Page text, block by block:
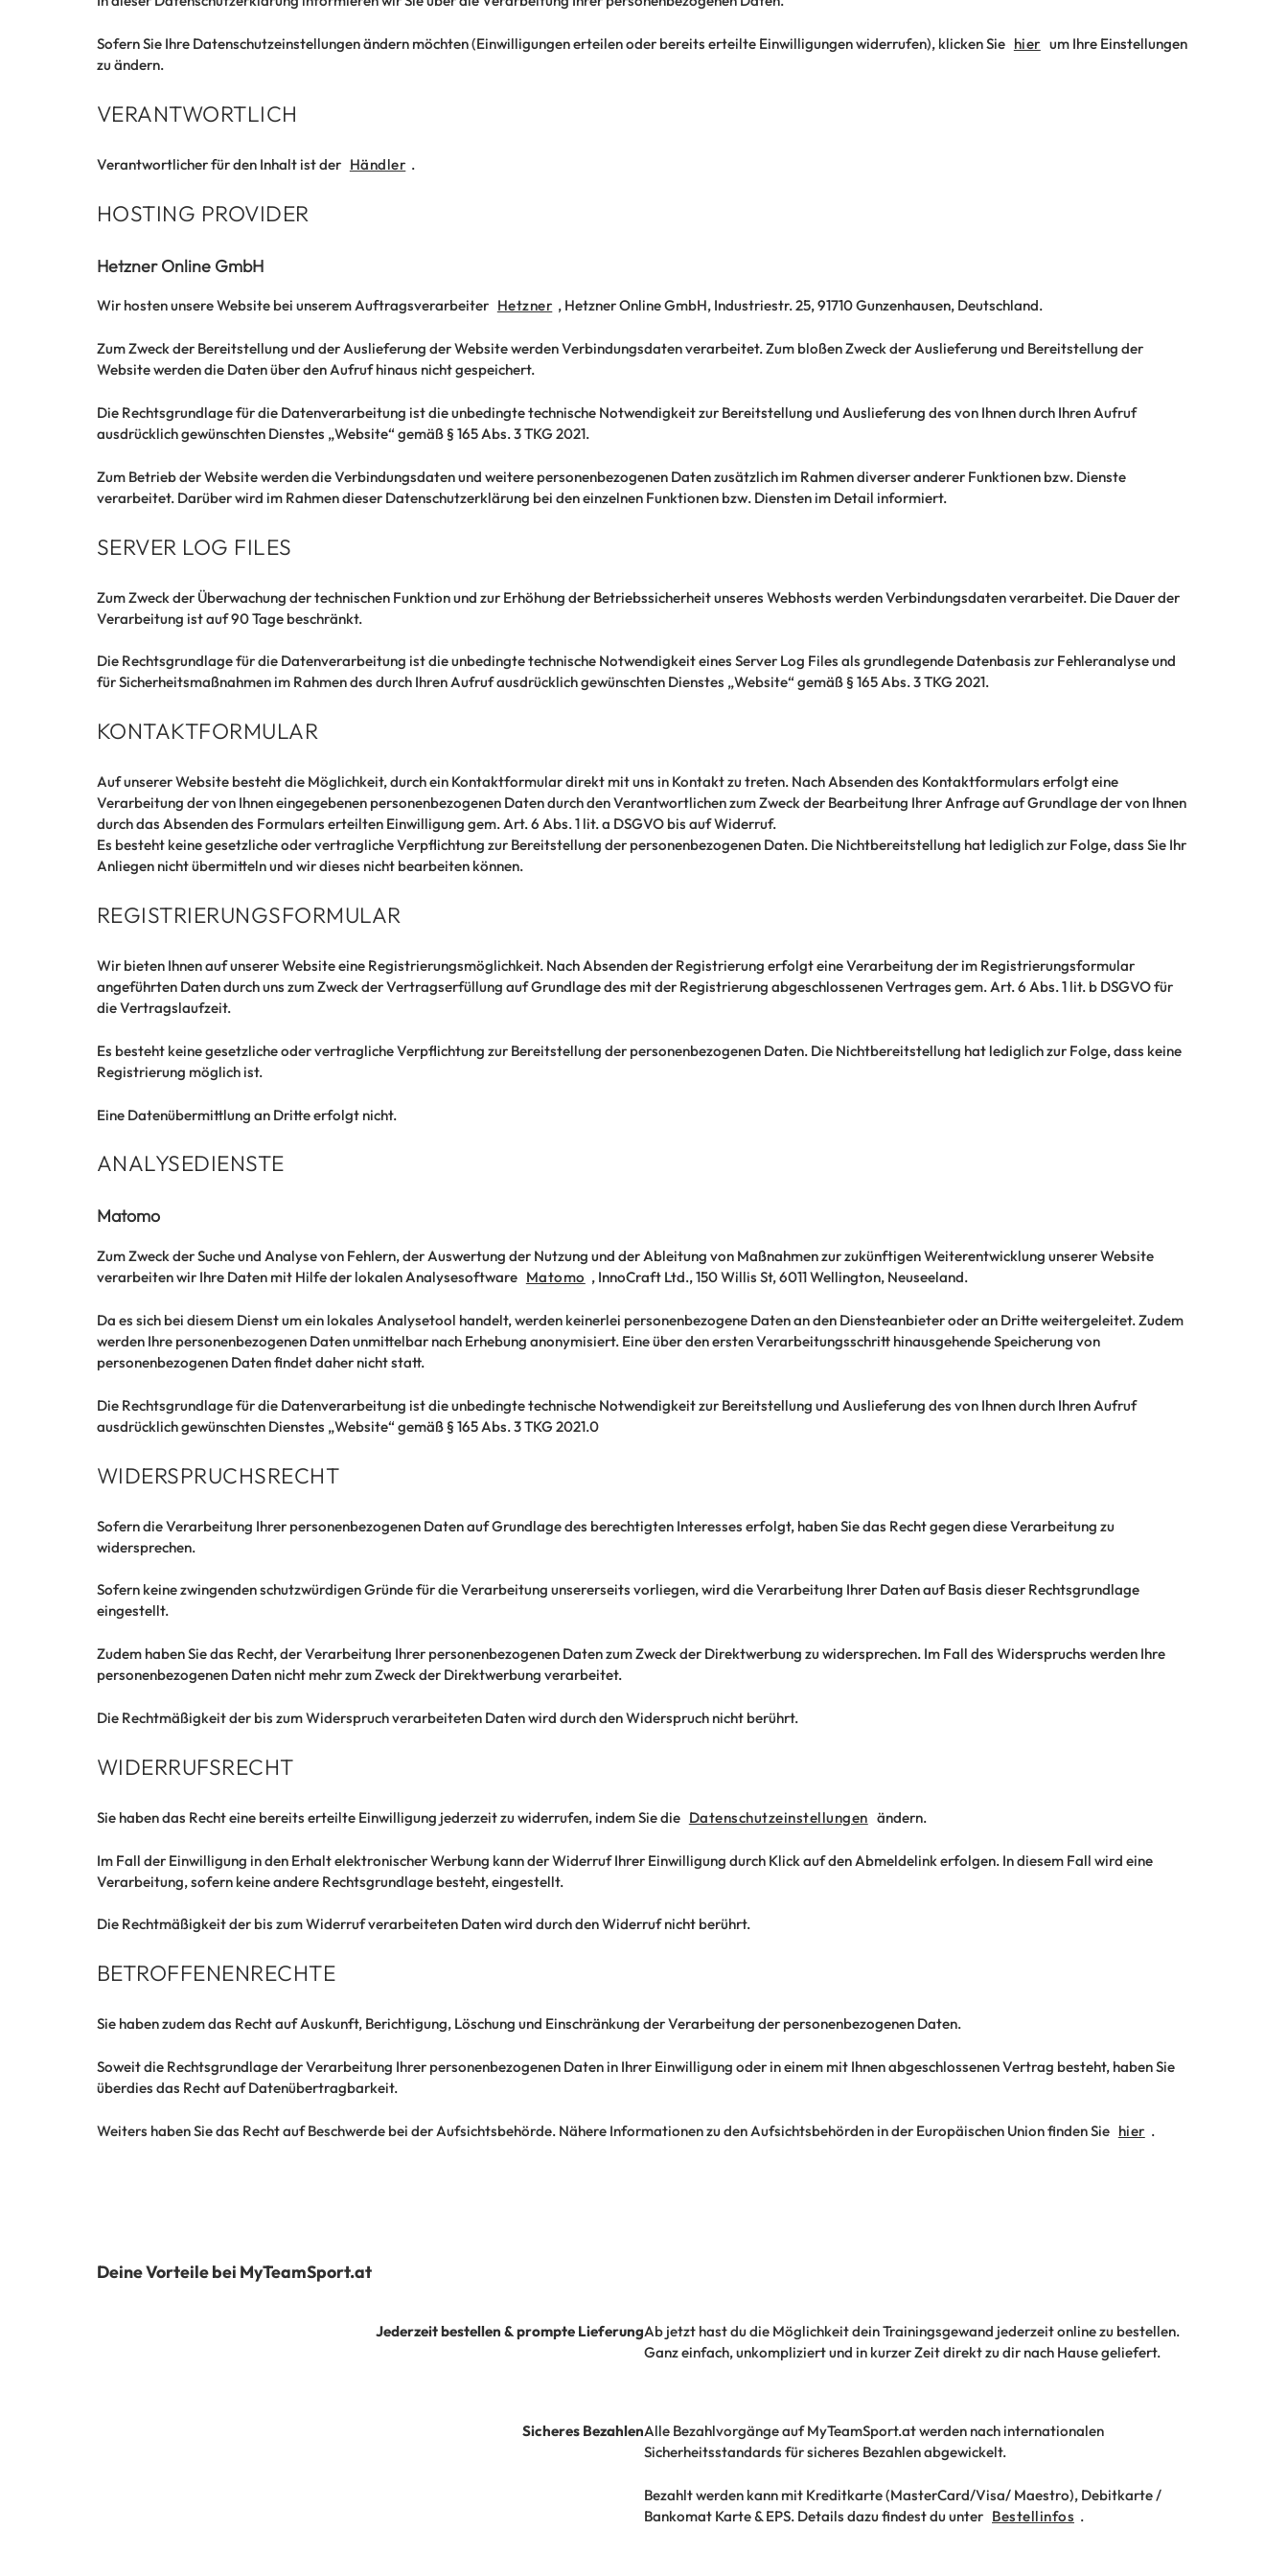
Sofern Sie Ihre Datenschutzeinstellungen ändern möchten (Einwilligungen erteilen oder bereits erteilte Einwilligungen widerrufen), klicken Sie hier um Ihre Einstellungen
zu ändern.
VERANTWORTLICH
Verantwortlicher für den Inhalt ist der Händler .
HOSTING PROVIDER
Hetzner Online GmbH
Wir hosten unsere Website bei unserem Auftragsverarbeiter Hetzner , Hetzner Online GmbH, Industriestr. 25, 91710 Gunzenhausen, Deutschland.
Zum Zweck der Bereitstellung und der Auslieferung der Website werden Verbindungsdaten verarbeitet. Zum bloßen Zweck der Auslieferung und Bereitstellung der
Website werden die Daten über den Aufruf hinaus nicht gespeichert.
Die Rechtsgrundlage für die Datenverarbeitung ist die unbedingte technische Notwendigkeit zur Bereitstellung und Auslieferung des von Ihnen durch Ihren Aufruf
ausdrücklich gewünschten Dienstes „Website“ gemäß § 165 Abs. 3 TKG 2021.
Zum Betrieb der Website werden die Verbindungsdaten und weitere personenbezogenen Daten zusätzlich im Rahmen diverser anderer Funktionen bzw. Dienste
verarbeitet. Darüber wird im Rahmen dieser Datenschutzerklärung bei den einzelnen Funktionen bzw. Diensten im Detail informiert.
SERVER LOG FILES
Zum Zweck der Überwachung der technischen Funktion und zur Erhöhung der Betriebssicherheit unseres Webhosts werden Verbindungsdaten verarbeitet. Die Dauer der
Verarbeitung ist auf 90 Tage beschränkt.
Die Rechtsgrundlage für die Datenverarbeitung ist die unbedingte technische Notwendigkeit eines Server Log Files als grundlegende Datenbasis zur Fehleranalyse und
für Sicherheitsmaßnahmen im Rahmen des durch Ihren Aufruf ausdrücklich gewünschten Dienstes „Website“ gemäß § 165 Abs. 3 TKG 2021.
KONTAKTFORMULAR
Auf unserer Website besteht die Möglichkeit, durch ein Kontaktformular direkt mit uns in Kontakt zu treten. Nach Absenden des Kontaktformulars erfolgt eine
Verarbeitung der von Ihnen eingegebenen personenbezogenen Daten durch den Verantwortlichen zum Zweck der Bearbeitung Ihrer Anfrage auf Grundlage der von Ihnen
durch das Absenden des Formulars erteilten Einwilligung gem. Art. 6 Abs. 1 lit. a DSGVO bis auf Widerruf.
Es besteht keine gesetzliche oder vertragliche Verpflichtung zur Bereitstellung der personenbezogenen Daten. Die Nichtbereitstellung hat lediglich zur Folge, dass Sie Ihr
Anliegen nicht übermitteln und wir dieses nicht bearbeiten können.
REGISTRIERUNGSFORMULAR
Wir bieten Ihnen auf unserer Website eine Registrierungsmöglichkeit. Nach Absenden der Registrierung erfolgt eine Verarbeitung der im Registrierungsformular
angeführten Daten durch uns zum Zweck der Vertragserfüllung auf Grundlage des mit der Registrierung abgeschlossenen Vertrages gem. Art. 6 Abs. 1 lit. b DSGVO für
die Vertragslaufzeit.
Es besteht keine gesetzliche oder vertragliche Verpflichtung zur Bereitstellung der personenbezogenen Daten. Die Nichtbereitstellung hat lediglich zur Folge, dass keine
Registrierung möglich ist.
Eine Datenübermittlung an Dritte erfolgt nicht.
ANALYSEDIENSTE
Matomo
Zum Zweck der Suche und Analyse von Fehlern, der Auswertung der Nutzung und der Ableitung von Maßnahmen zur zukünftigen Weiterentwicklung unserer Website
verarbeiten wir Ihre Daten mit Hilfe der lokalen Analysesoftware Matomo , InnoCraft Ltd., 150 Willis St, 6011 Wellington, Neuseeland.
Da es sich bei diesem Dienst um ein lokales Analysetool handelt, werden keinerlei personenbezogene Daten an den Diensteanbieter oder an Dritte weitergeleitet. Zudem
werden Ihre personenbezogenen Daten unmittelbar nach Erhebung anonymisiert. Eine über den ersten Verarbeitungsschritt hinausgehende Speicherung von
personenbezogenen Daten findet daher nicht statt.
Die Rechtsgrundlage für die Datenverarbeitung ist die unbedingte technische Notwendigkeit zur Bereitstellung und Auslieferung des von Ihnen durch Ihren Aufruf
ausdrücklich gewünschten Dienstes „Website“ gemäß § 165 Abs. 3 TKG 2021.0
WIDERSPRUCHSRECHT
Sofern die Verarbeitung Ihrer personenbezogenen Daten auf Grundlage des berechtigten Interesses erfolgt, haben Sie das Recht gegen diese Verarbeitung zu
widersprechen.
Sofern keine zwingenden schutzwürdigen Gründe für die Verarbeitung unsererseits vorliegen, wird die Verarbeitung Ihrer Daten auf Basis dieser Rechtsgrundlage
eingestellt.
Zudem haben Sie das Recht, der Verarbeitung Ihrer personenbezogenen Daten zum Zweck der Direktwerbung zu widersprechen. Im Fall des Widerspruchs werden Ihre
personenbezogenen Daten nicht mehr zum Zweck der Direktwerbung verarbeitet.
Die Rechtmäßigkeit der bis zum Widerspruch verarbeiteten Daten wird durch den Widerspruch nicht berührt.
WIDERRUFSRECHT
Sie haben das Recht eine bereits erteilte Einwilligung jederzeit zu widerrufen, indem Sie die Datenschutzeinstellungen ändern.
Im Fall der Einwilligung in den Erhalt elektronischer Werbung kann der Widerruf Ihrer Einwilligung durch Klick auf den Abmeldelink erfolgen. In diesem Fall wird eine
Verarbeitung, sofern keine andere Rechtsgrundlage besteht, eingestellt.
Die Rechtmäßigkeit der bis zum Widerruf verarbeiteten Daten wird durch den Widerruf nicht berührt.
BETROFFENENRECHTE
Sie haben zudem das Recht auf Auskunft, Berichtigung, Löschung und Einschränkung der Verarbeitung der personenbezogenen Daten.
Soweit die Rechtsgrundlage der Verarbeitung Ihrer personenbezogenen Daten in Ihrer Einwilligung oder in einem mit Ihnen abgeschlossenen Vertrag besteht, haben Sie
überdies das Recht auf Datenübertragbarkeit.
Weiters haben Sie das Recht auf Beschwerde bei der Aufsichtsbehörde. Nähere Informationen zu den Aufsichtsbehörden in der Europäischen Union finden Sie hier .
Deine Vorteile bei MyTeamSport.at
Jederzeit bestellen & prompte LieferungAb jetzt hast du die Möglichkeit dein Trainingsgewand jederzeit online zu bestellen.
Ganz einfach, unkompliziert und in kurzer Zeit direkt zu dir nach Hause geliefert.
Sicheres BezahlenAlle Bezahlvorgänge auf MyTeamSport.at werden nach internationalen
Sicherheitsstandards für sicheres Bezahlen abgewickelt.
Bezahlt werden kann mit Kreditkarte (MasterCard/Visa/ Maestro), Debitkarte /
Bankomat Karte & EPS. Details dazu findest du unter Bestellinfos .